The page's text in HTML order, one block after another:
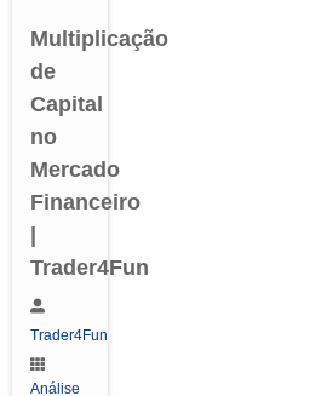
Multiplicação
de
Capital
no
Mercado
Financeiro
Trader4Fun
Trader4Fun
Análise